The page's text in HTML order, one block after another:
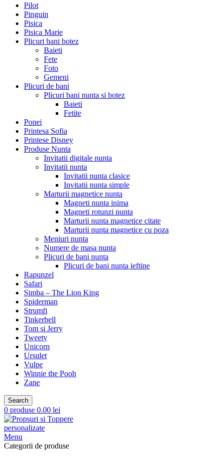
Pilot
Pinguin
Pisica
Pisica Marie
Plicuri bani botez
Baieti
Fete
Foto
Gemeni
Plicuri de bani
Plicuri bani nunta si botez
Baieti
Fetite
Ponei
Printesa Sofia
Printese Disney
Produse Nunta
Invitatii digitale nunta
Invitatii nunta
Invitatii nunta clasice
Invitatii nunta simple
Marturii magnetice nunta
Magneti nunta inima
Magneti rotunzi nunta
Marturii nunta magnetice citate
Marturii nunta magnetice cu poza
Meniuri nunta
Numere de masa nunta
Plicuri de bani nunta
Plicuri de bani nunta ieftine
Rapunzel
Safari
Simba – The Lion King
Spiderman
Strumfi
Tinkerbell
Tom si Jerry
Tweety
Unicorn
Ursulet
Vulpe
Winnie the Pooh
Zane
Search
0 produse 0.00 lei
Menu
Categorii de produse